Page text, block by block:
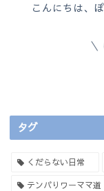
こんにちは、
タグ
くだらない日常
テンパりワーママ道